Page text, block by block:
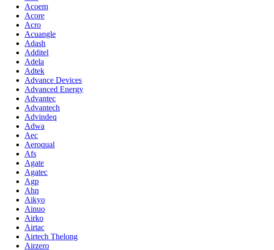
Acoem
Acore
Acro
Acuangle
Adash
Additel
Adela
Adtek
Advance Devices
Advanced Energy
Advantec
Advantech
Advindeq
Adwa
Aec
Aeroqual
Afs
Agate
Agatec
Agp
Ahn
Aikyo
Ainuo
Airko
Airtac
Airtech Thelong
Airzero